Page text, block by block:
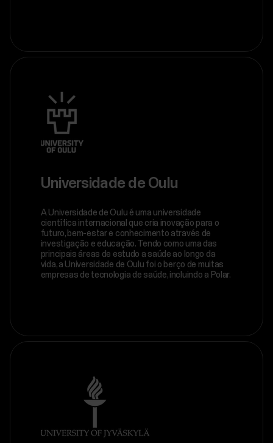
Universidade de Oulu
A Universidade de Oulu é uma universidade
científica internacional que cria inovação para o
futuro, bem-estar e conhecimento através de
investigação e educação. Tendo como uma das
principais áreas de estudo a saúde ao longo da
vida, a Universidade de Oulu foi o berço de muitas
empresas de tecnologia de saúde, incluindo a Polar.